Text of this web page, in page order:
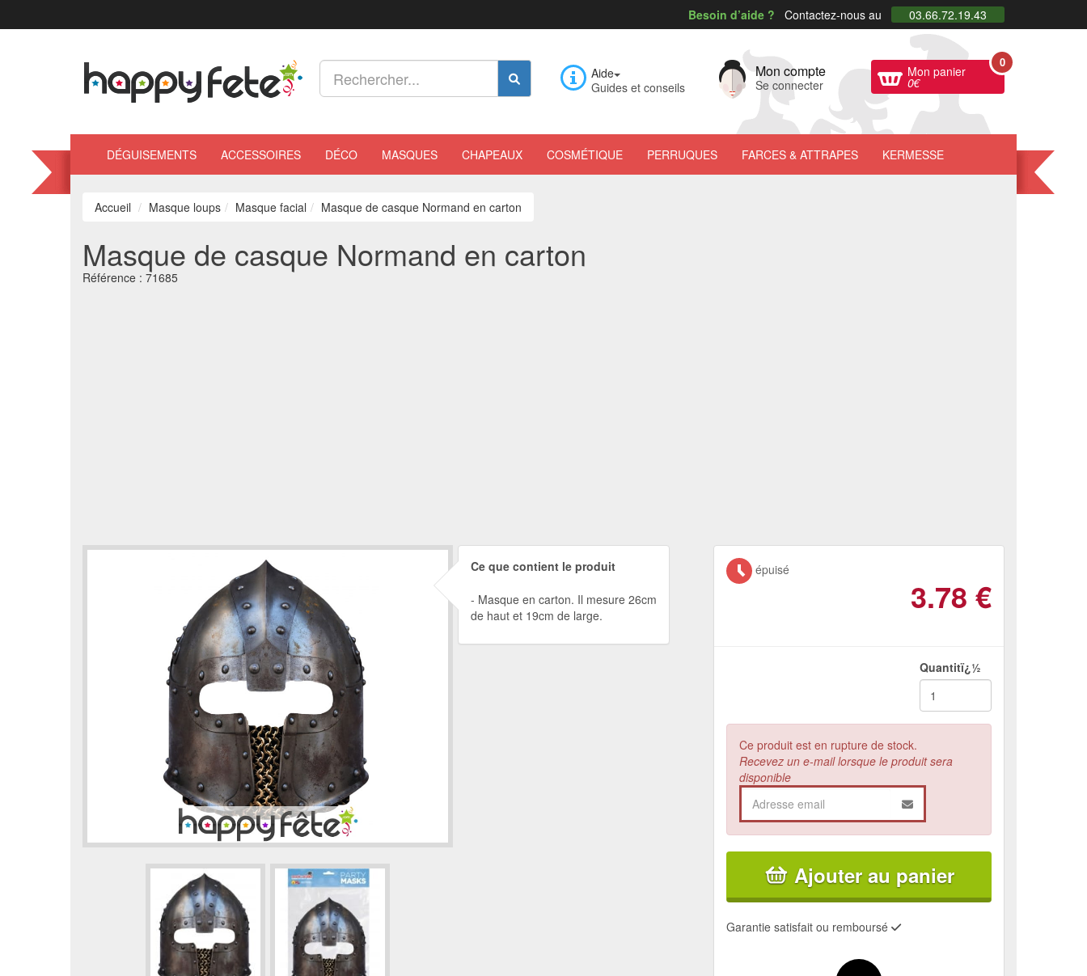
Besoin d’aide ? Contactez-nous au 03.66.72.19.43
Aide
Guides et conseils
Mon compte
Se connecter
Mon panier
0€
0
DÉGUISEMENTS ACCESSOIRES DÉCO MASQUES CHAPEAUX COSMÉTIQUE PERRUQUES FARCES & ATTRAPES KERMESSE
Accueil Masque loups Masque facial Masque de casque Normand en carton
Masque de casque Normand en carton
Référence : 71685
Ce que contient le produit
Masque en carton. Il mesure 26cm
de haut et 19cm de large.
épuisé
3.78 €
Quantitï¿½
Ce produit est en rupture de stock.
Recevez un e-mail lorsque le produit sera
disponible
Ajouter au panier
Garantie satisfait ou remboursé